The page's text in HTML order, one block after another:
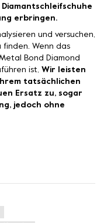
erbringen.
und versuchen,
finden. Wenn das
Bond Diamond
ist, Wir leisten
tatsächlichen
Ersatz zu, sogar
jedoch ohne